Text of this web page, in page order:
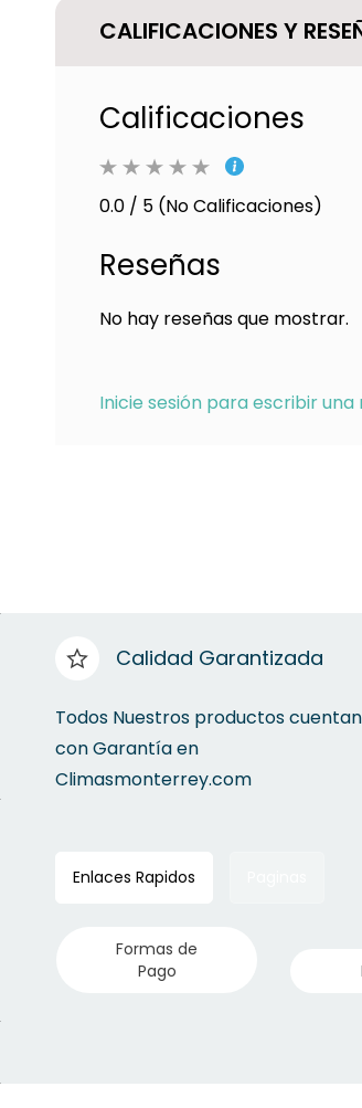
CALIFICACIONES Y
Calificaciones
0.0 / 5 (No Calificaciones)
Reseñas
No hay reseñas que mostrar.
Inicie sesión para escribir una
Calidad Garantizada
Todos Nuestros productos cuentan
con Garantía en
Climasmonterrey.com
Enlaces Rapidos
Formas de
Pago